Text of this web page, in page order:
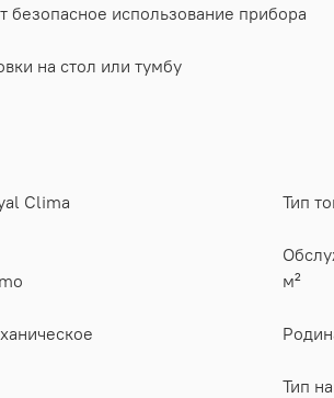
безопасное использование прибора
на стол или тумбу
Clima Тип
м²
Тип